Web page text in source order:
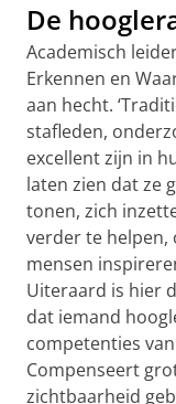
De
Academisch
Erkennen en
aan hecht.
stafleden,
excellent zijn in
laten zien dat ze
tonen, zich
verder te helpen,
mensen
Uiteraard is hier
dat iemand
competenties
Compenseert
zichtbaarheid